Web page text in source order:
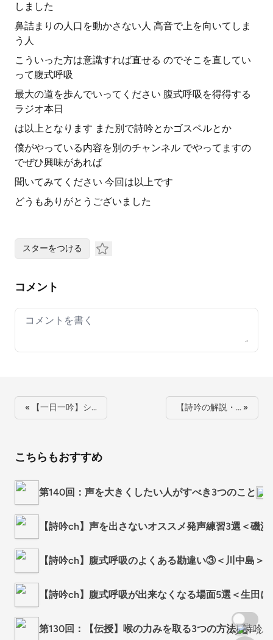
しました
鼻詰まりの人口を動かさない人 高音で上を向いてしま
う人
こういった方は意識すれば直せる のでそこを直してい
って腹式呼吸
最大の道を歩んでいってください 腹式呼吸を得得する
ラジオ本日
は以上となります また別で詩吟とかゴスペルとか
僕がやっている内容を別のチャンネル でやってますの
でぜひ興味があれば
聞いてみてください 今回は以上です
どうもありがとうございました
スターをつける
コメント
Your comment
« 【一日一吟】シ… 【詩吟の解説・… »
こちらもおすすめ
第140回：声を大きくしたい人がすべき3つのこと
【詩吟ch】声を出さないオススメ発声練習3選＜磯
【詩吟ch】腹式呼吸のよくある勘違い③＜川中島＞
【詩吟ch】腹式呼吸が出来なくなる場面5選＜生田に
第130回：【伝授】喉の力みを取る3つの方法 詩吟
スクロール